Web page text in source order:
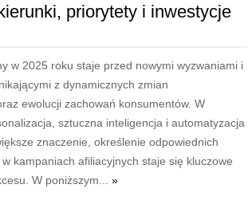
priorytety i inwestycje
w 2025 roku staje przed nowymi wyzwaniami i
z dynamicznych zmian
ewolucji zachowań konsumentów. W
sztuczna inteligencja i automatyzacja
znaczenie, określenie odpowiednich
kampaniach afiliacyjnych staje się kluczowe
W poniższym... »